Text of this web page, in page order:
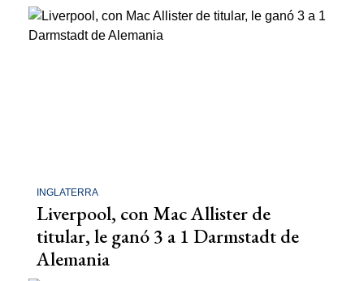
INGLATERRA
Liverpool, con Mac Allister de
titular, le ganó 3 a 1 Darmstadt de
Alemania